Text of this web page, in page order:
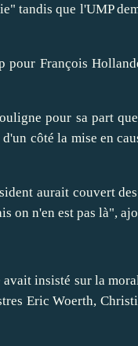
tandis que l'UMP
François
pour sa part
côté la mise en
aurait couvert
on n'en est pas là",
insisté sur la
Eric Woerth,